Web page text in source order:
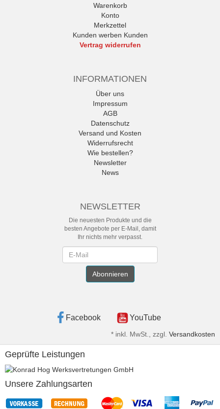
Warenkorb
Konto
Merkzettel
Kunden werben Kunden
Vertrag widerrufen
INFORMATIONEN
Über uns
Impressum
AGB
Datenschutz
Versand und Kosten
Widerrufsrecht
Wie bestellen?
Newsletter
News
NEWSLETTER
Die neuesten Produkte und die
besten Angebote per E-Mail, damit
Ihr nichts mehr verpasst.
Abonnieren
Facebook YouTube
* inkl. MwSt., zzgl. Versandkosten
Geprüfte Leistungen
Unsere Zahlungsarten